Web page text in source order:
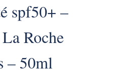
spf50+ –
Roche
– 50ml